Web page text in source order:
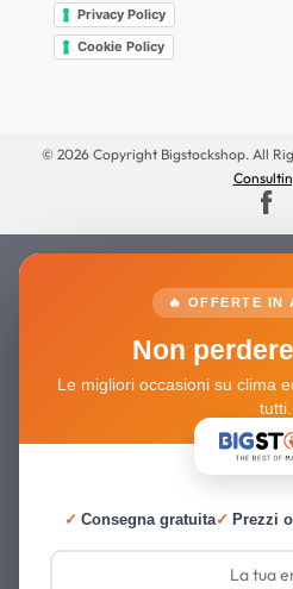
Privacy Policy
Cookie Policy
© 2026 Copyright Bigstockshop. All
🔥 OFFERTE IN
Non
Le migliori occasioni su clima
tutti.
✓ Consegna gratuita✓ Prezzi